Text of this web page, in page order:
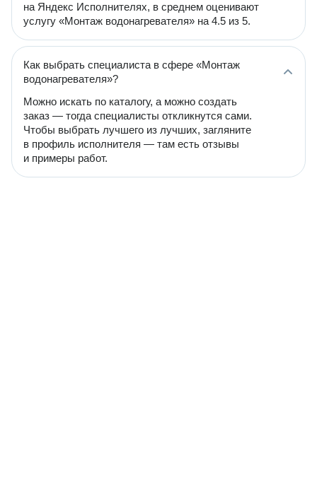
на Яндекс Исполнителях, в среднем оценивают
услугу «Монтаж водонагревателя» на 4.5 из 5.
Как выбрать специалиста в сфере «Монтаж
водонагревателя»?
Можно искать по каталогу, а можно создать
заказ — тогда специалисты откликнутся сами.
Чтобы выбрать лучшего из лучших, загляните
в профиль исполнителя — там есть отзывы
и примеры работ.